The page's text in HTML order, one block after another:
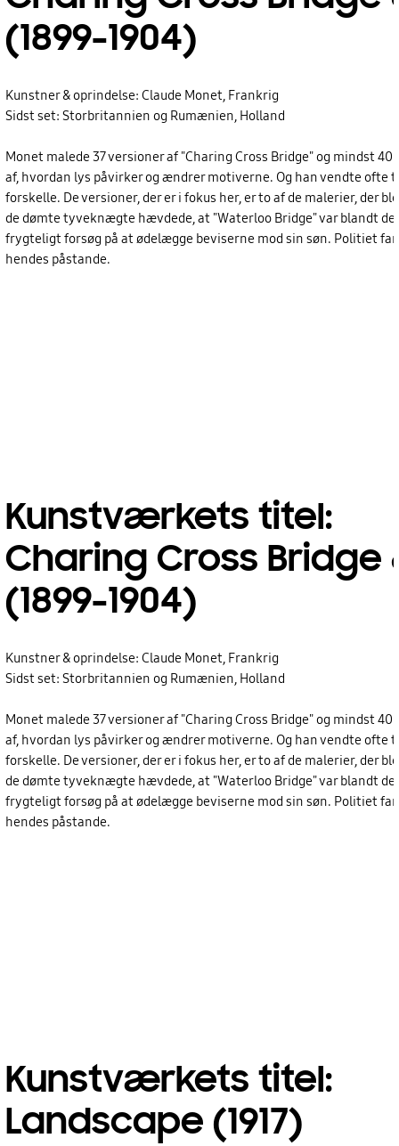
(1899-1904)
Kunstner & oprindelse: Claude Monet, Frankrig
Sidst set: Storbritannien og Rumænien, Holland
Monet malede 37 versioner af "Charing Cross Bridge" og mindst
af, hvordan lys påvirker og ændrer motiverne. Og han vendte
forskelle. De versioner, der er i fokus her, er to af de malerier, der
de dømte tyveknægte hævdede, at "Waterloo Bridge" var blandt
frygteligt forsøg på at ødelægge beviserne mod sin søn. Politiet
hendes påstande.
Kunstværkets titel:
Charing Cross
(1899-1904)
Kunstner & oprindelse: Claude Monet, Frankrig
Sidst set: Storbritannien og Rumænien, Holland
Monet malede 37 versioner af "Charing Cross Bridge" og mindst
af, hvordan lys påvirker og ændrer motiverne. Og han vendte
forskelle. De versioner, der er i fokus her, er to af de malerier, der
de dømte tyveknægte hævdede, at "Waterloo Bridge" var blandt
frygteligt forsøg på at ødelægge beviserne mod sin søn. Politiet
hendes påstande.
Kunstværkets titel:
Landscape (1917)